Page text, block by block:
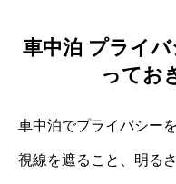
車中泊 プライ
ってお
車中泊でプライバシー
視線を遮ること、明る